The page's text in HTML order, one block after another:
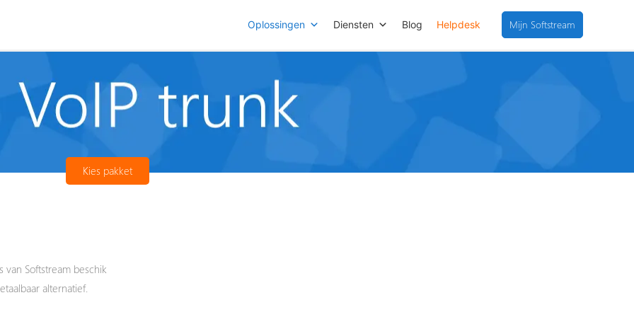
Oplossingen Diensten Blog Helpdesk Mijn Softstream
Kies pakket
van Softstream beschik
alternatief.